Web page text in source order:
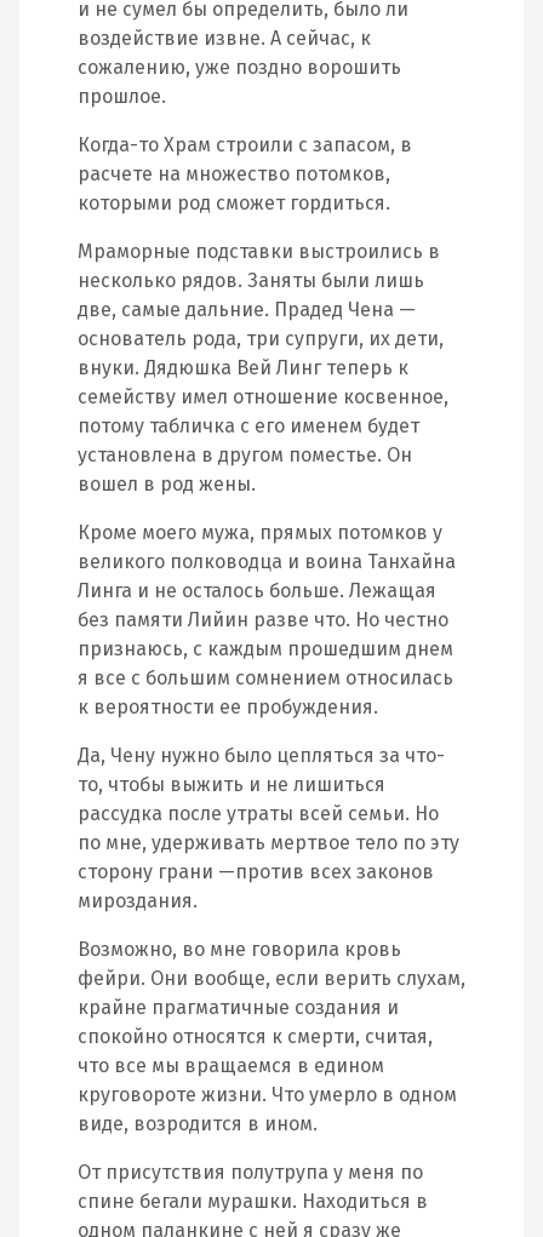
и не сумел бы определить, было ли
воздействие извне. А сейчас, к
сожалению, уже поздно ворошить
прошлое.
Когда-то Храм строили с запасом, в
расчете на множество потомков,
которыми род сможет гордиться.
Мраморные подставки выстроились в
несколько рядов. Заняты были лишь
две, самые дальние. Прадед Чена —
основатель рода, три супруги, их дети,
внуки. Дядюшка Вей Линг теперь к
семейству имел отношение косвенное,
потому табличка с его именем будет
установлена в другом поместье. Он
вошел в род жены.
Кроме моего мужа, прямых потомков у
великого полководца и воина Танхайна
Линга и не осталось больше. Лежащая
без памяти Лийин разве что. Но честно
признаюсь, с каждым прошедшим днем
я все с большим сомнением относилась
к вероятности ее пробуждения.
Да, Чену нужно было цепляться за что-
то, чтобы выжить и не лишиться
рассудка после утраты всей семьи. Но
по мне, удерживать мертвое тело по эту
сторону грани —против всех законов
мироздания.
Возможно, во мне говорила кровь
фейри. Они вообще, если верить слухам,
крайне прагматичные создания и
спокойно относятся к смерти, считая,
что все мы вращаемся в едином
круговороте жизни. Что умерло в одном
виде, возродится в ином.
От присутствия полутрупа у меня по
спине бегали мурашки. Находиться в
одном паланкине с ней я сразу же